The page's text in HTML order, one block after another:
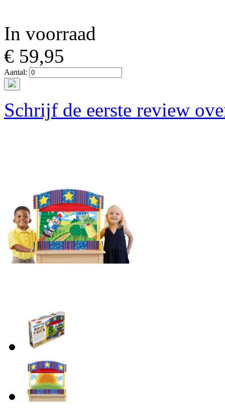
In voorraad
€ 59,95
Aantal:
Schrijf de eerste review